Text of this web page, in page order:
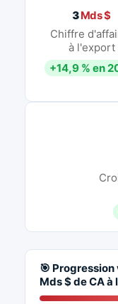
3Mds $
Chiffre
à l'export
+14,9 % en
🎯
Mds $ de CA à